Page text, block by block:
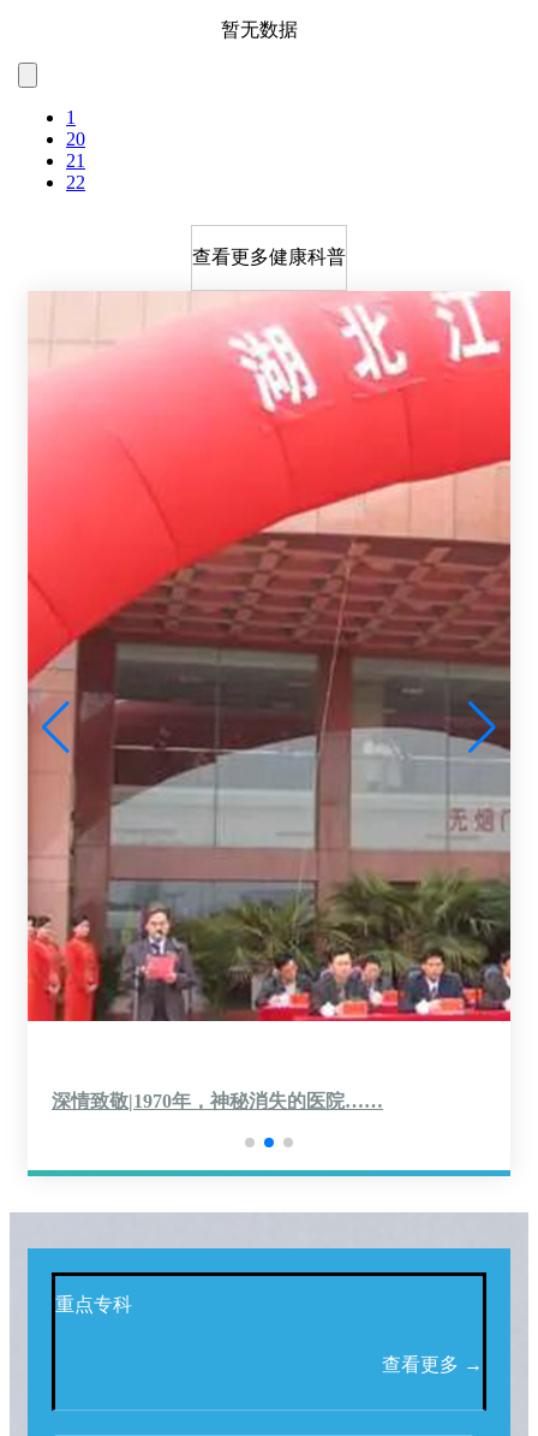
暂无数据
1
20
21
22
查看更多健康科普
深情致敬|1970年，神秘消失的医院……
重点专科
查看更多 →